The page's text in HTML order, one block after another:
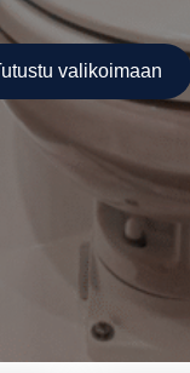
valikoimaan